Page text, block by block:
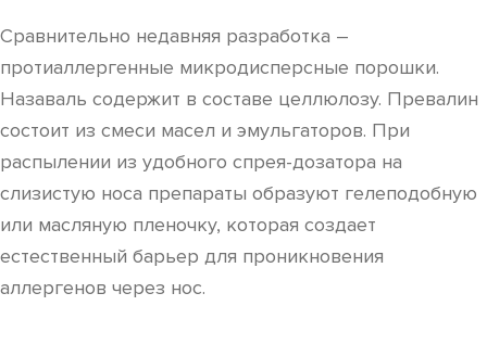
Сравнительно недавняя разработка –
протиаллергенные микродисперсные порошки.
Назаваль содержит в составе целлюлозу. Превалин
состоит из смеси масел и эмульгаторов. При
распылении из удобного спрея-дозатора на
слизистую носа препараты образуют гелеподобную
или масляную пленочку, которая создает
естественный барьер для проникновения
аллергенов через нос.